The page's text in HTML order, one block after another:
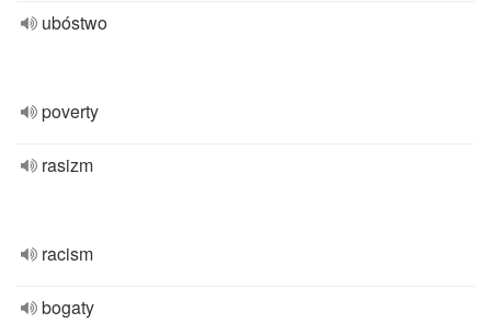
ubóstwo
poverty
rasizm
racism
bogaty